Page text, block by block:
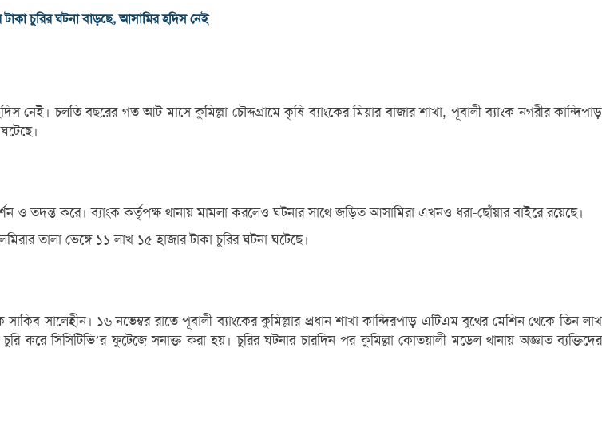
টাকা চুরির ঘটনা বাড়ছে, আসামির হদিস নেই
নেই। চলতি বছরের গত আট মাসে কুমিল্লা চৌদ্দগ্রামে কৃষি ব্যাংকের মিয়ার বাজার শাখা, পূবালী ব্যাংক নগরীর কান্দিপাড়
ও তদন্ত করে। ব্যাংক কর্তৃপক্ষ থানায় মামলা করলেও ঘটনার সাথে জড়িত আসামিরা এখনও ধরা-ছোঁয়ার বাইরে রয়েছে।
তালা ভেঙ্গে ১১ লাখ ১৫ হাজার টাকা চুরির ঘটনা ঘটেছে।
সালেহীন। ১৬ নভেম্বর রাতে পূবালী ব্যাংকের কুমিল্লার প্রধান শাখা কান্দিরপাড় এটিএম বুথের মেশিন থেকে তিন লাখ
করে সিসিটিভি’র ফুটেজে সনাক্ত করা হয়। চুরির ঘটনার চারদিন পর কুমিল্লা কোতয়ালী মডেল থানায় অজ্ঞাত ব্যক্তিদের